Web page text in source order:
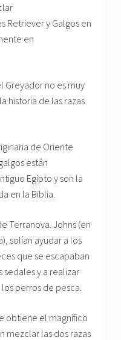
Retriever y Galgos en
en
Greyador no es muy
historia de las razas
de Oriente
están
Egipto y son la
en la Biblia.
Terranova. Johns (en
solían ayudar a los
que se escapaban
y a realizar
perros de pesca.
obtiene el magnífico
mezclar las dos razas